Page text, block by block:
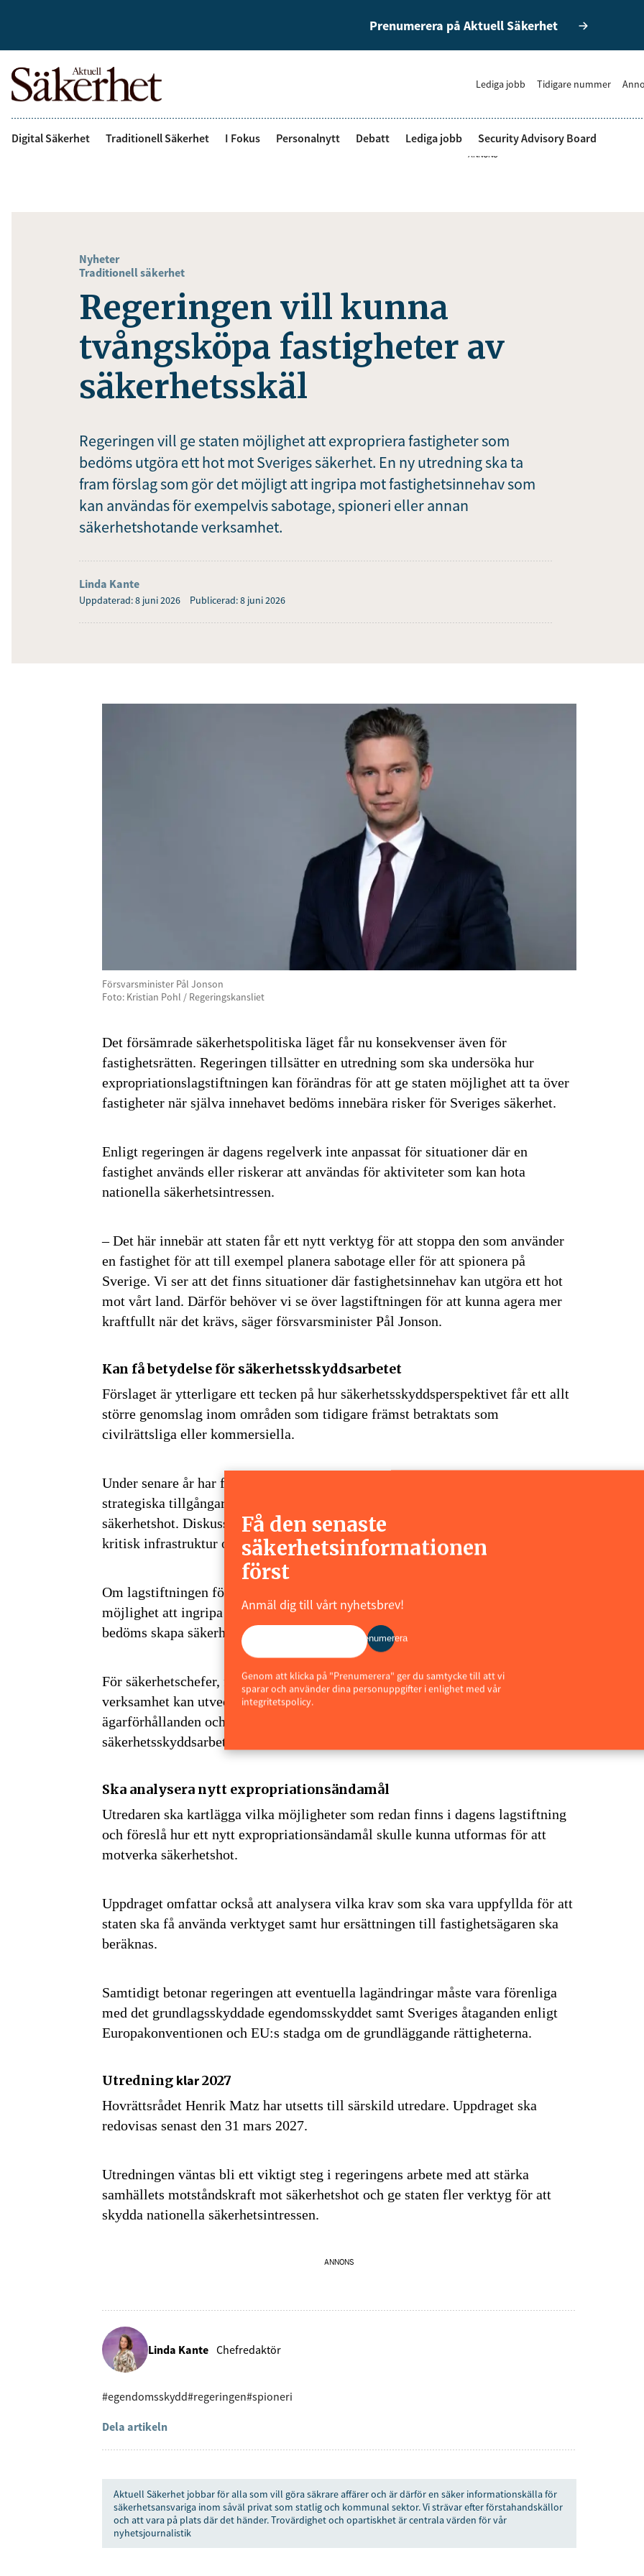
Prenumerera på Aktuell Säkerhet
Lediga jobb Tidigare nummer
Digital Säkerhet Traditionell Säkerhet I Fokus Personalnytt Debatt Lediga jobb Security Advisory Board
ANNONS
Nyheter
Traditionell säkerhet
Regeringen vill kunna
tvångsköpa fastigheter av
säkerhetsskäl
Regeringen vill ge staten möjlighet att expropriera fastigheter som
bedöms utgöra ett hot mot Sveriges säkerhet. En ny utredning ska ta
fram förslag som gör det möjligt att ingripa mot fastighetsinnehav som
kan användas för exempelvis sabotage, spioneri eller annan
säkerhetshotande verksamhet.
Linda Kante
Uppdaterad: 8 juni 2026 Publicerad: 8 juni 2026
Försvarsminister Pål Jonson
Foto: Kristian Pohl / Regeringskansliet
Det försämrade säkerhetspolitiska läget får nu konsekvenser även för
fastighetsrätten. Regeringen tillsätter en utredning som ska undersöka hur
expropriationslagstiftningen kan förändras för att ge staten möjlighet att ta över
fastigheter när själva innehavet bedöms innebära risker för Sveriges säkerhet.
Enligt regeringen är dagens regelverk inte anpassat för situationer där en
fastighet används eller riskerar att användas för aktiviteter som kan hota
nationella säkerhetsintressen.
– Det här innebär att staten får ett nytt verktyg för att stoppa den som använder
en fastighet för att till exempel planera sabotage eller för att spionera på
Sverige. Vi ser att det finns situationer där fastighetsinnehav kan utgöra ett hot
mot vårt land. Därför behöver vi se över lagstiftningen för att kunna agera mer
kraftfullt när det krävs, säger försvarsminister Pål Jonson.
Kan få betydelse för säkerhetsskyddsarbetet
Förslaget är ytterligare ett tecken på hur säkerhetsskyddsperspektivet får ett allt
större genomslag inom områden som tidigare främst betraktats som
civilrättsliga eller kommersiella.
Under senare år har frågor om ägande, investeringar och kontroll över
strategiska tillgångar blivit en allt viktigare del av Sveriges arbete mot
säkerhetshot. Diskussionen har bland annat handlat om utländska investeringar,
kritisk infrastruktur och skyddsvärda verksamheter.
Om lagstiftningen förändras enligt regeringens intentioner kan staten få
möjlighet att ingripa även när själva ägandet eller kontrollen över en fastighet
bedöms skapa säkerhetsrisker.
För säkerhetschefer, fastighetsägare och verksamheter med säkerhetskänslig
verksamhet kan utvecklingen innebära att frågor om geografisk placering,
ägarförhållanden och kontroll över fastigheter får ökad betydelse i det
säkerhetsskyddsarbete som redan bedrivs.
Ska analysera nytt expropriationsändamål
Utredaren ska kartlägga vilka möjligheter som redan finns i dagens lagstiftning
och föreslå hur ett nytt expropriationsändamål skulle kunna utformas för att
motverka säkerhetshot.
Uppdraget omfattar också att analysera vilka krav som ska vara uppfyllda för att
staten ska få använda verktyget samt hur ersättningen till fastighetsägaren ska
beräknas.
Samtidigt betonar regeringen att eventuella lagändringar måste vara förenliga
med det grundlagsskyddade egendomsskyddet samt Sveriges åtaganden enligt
Europakonventionen och EU:s stadga om de grundläggande rättigheterna.
Utredning klar2027
Hovrättsrådet Henrik Matz har utsetts till särskild utredare. Uppdraget ska
redovisas senast den 31 mars 2027.
Utredningen väntas bli ett viktigt steg i regeringens arbete med att stärka
samhällets motståndskraft mot säkerhetshot och ge staten fler verktyg för att
skydda nationella säkerhetsintressen.
ANNONS
Linda Kante Chefredaktör
#egendomsskydd#regeringen#spioneri
Dela artikeln
Aktuell Säkerhet jobbar för alla som vill göra säkrare affärer och är därför en säker informationskälla för
säkerhetsansvariga inom såväl privat som statlig och kommunal sektor. Vi strävar efter förstahandskällor
och att vara på plats där det händer. Trovärdighet och opartiskhet är centrala värden för vår
nyhetsjournalistik
Få den senaste
säkerhetsinformationen
först
Anmäl dig till vårt nyhetsbrev!
Prenumerera
Genom att klicka på "Prenumerera" ger du samtycke till att vi
sparar och använder dina personuppgifter i enlighet med vår
integritetspolicy.